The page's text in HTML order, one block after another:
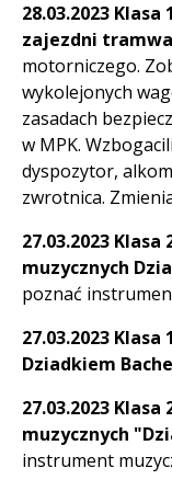
28.03.2023
zajezdni
motorniczego.
wykolejonych
zasadach
w MPK.
dyspozytor,
zwrotnica.
27.03.2023
muzycznych
poznać
27.03.2023
Dziadkiem
27.03.2023
muzycznych
instrument